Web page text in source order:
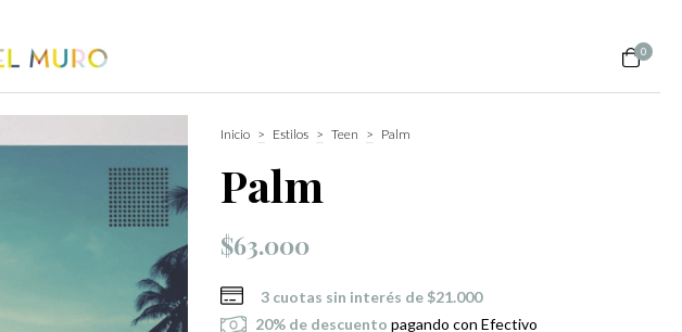
0
Inicio > Estilos > Teen > Palm
Palm
$63.000
3 cuotas sin interés de $21.000
20% de descuento pagando con Efectivo